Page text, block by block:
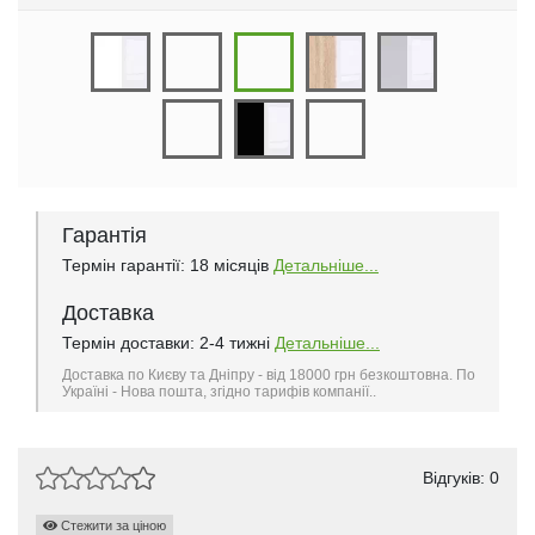
Гарантія
Термін гарантії: 18 місяців Детальніше...
Доставка
Термін доставки: 2-4 тижні Детальніше...
Доставка по Києву та Дніпру - від 18000 грн безкоштовна. По
Україні - Нова пошта, згідно тарифів компанії..
Відгуків: 0
Стежити за ціною